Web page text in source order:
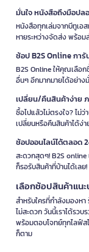
มั่นใจ หนังสือถึงมือปล
หนังสือทุกเล่มจากบีทูเอ
หายระหว่างจัดส่ง พร้
ช้อป B2S Online กา
B2S Online ให้คุณเลือก
อื่นๆ อีกมากมายได้อย่า
เปลี่ยน/คืนสินค้าง่าย ภ
ซื้อไปแล้วไม่ตรงใจ? ไ
เปลี่ยนหรือคืนสินค้าได้ง่
ช้อปออนไลน์ได้ตลอด
สะดวกสุดๆ! B2S
ก็รอรับสินค้าที่บ้านได้เลย!
เลือกช้อปสินค้าแน
สำหรับใครที่กำลังมองห
ไม่สะดวก วันนี้เราได้รว
พร้อมตอบโจทย์ทุกไลฟ์ส
ก็ตาม